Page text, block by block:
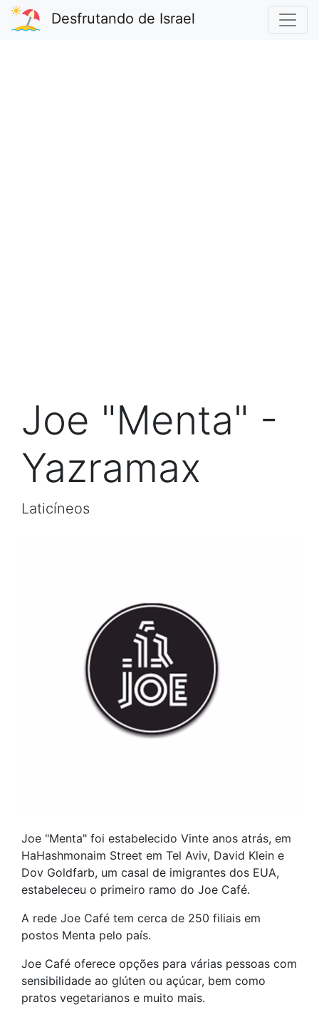
Desfrutando de Israel
Joe "Menta" -
Yazramax
Laticíneos
Joe "Menta" foi estabelecido Vinte anos atrás, em
HaHashmonaim Street em Tel Aviv, David Klein e
Dov Goldfarb, um casal de imigrantes dos EUA,
estabeleceu o primeiro ramo do Joe Café.
A rede Joe Café tem cerca de 250 filiais em
postos Menta pelo país.
Joe Café oferece opções para várias pessoas com
sensibilidade ao glúten ou açúcar, bem como
pratos vegetarianos e muito mais.